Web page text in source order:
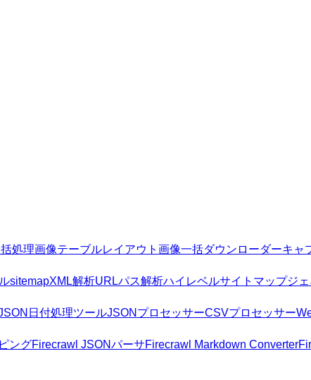
処理画像テーブルレイアウト 画像一括ダウンローダーキャ
sitemapXML解析URLパス解析ハイレベルサイトマップジ
日付処理ツールJSONプロセッサーCSVプロセッサー
ングFirecrawl JSONパーサFirecrawl Markdown Converter